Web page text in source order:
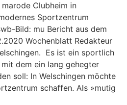
Clubheim in
Sportzentrum
Bild: mu Bericht aus dem
Wochenblatt Redakteur
Es ist ein sportlich
dem ein lang gehegter
soll: In Welschingen möchte
schaffen. Als »mutig